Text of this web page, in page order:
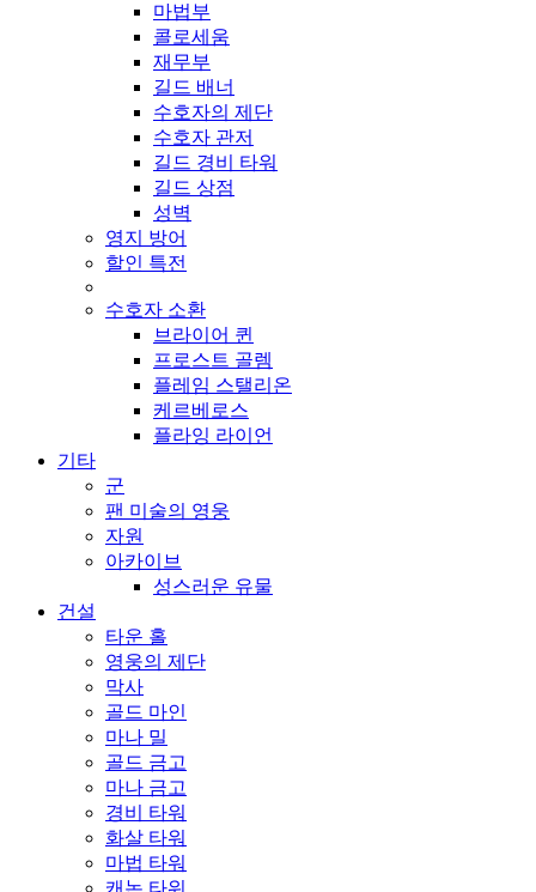
마법부
콜로세움
재무부
길드 배너
수호자의 제단
수호자 관저
길드 경비 타워
길드 상점
성벽
영지 방어
할인 특전
수호자 소환
브라이어 퀸
프로스트 골렘
플레임 스탤리온
케르베로스
플라잉 라이언
기타
군
팬 미술의 영웅
자원
아카이브
성스러운 유물
건설
타운 홀
영웅의 제단
막사
골드 마인
마나 밀
골드 금고
마나 금고
경비 타워
화살 타워
마법 타워